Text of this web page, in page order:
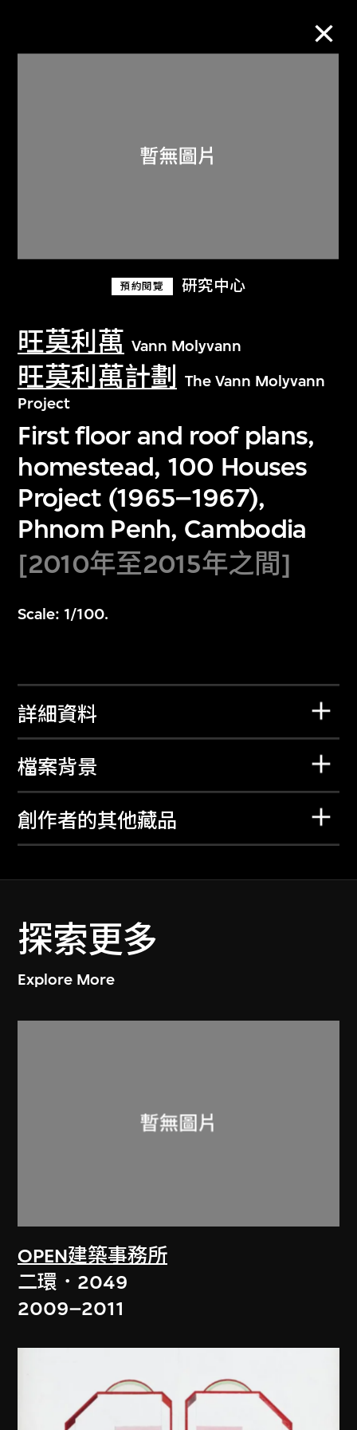
預約閱覽 研究中心
旺莫利萬 Vann Molyvann
旺莫利萬計劃
The Vann Molyvann
Project
First floor and roof plans,
homestead, 100 Houses
Project (1965–1967),
Phnom Penh, Cambodia
[2010年至2015年之間]
Scale: 1/100.
詳細資料
檔案背景
創作者的其他藏品
探索更多
Explore More
OPEN建築事務所
二環．2049
2009–2011
關於M+藏品
探索世界頂級的二十及二十一世紀視覺
文化藏品。